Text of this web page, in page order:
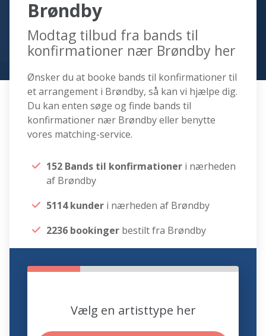
Brøndby
Modtag tilbud fra bands til
konfirmationer nær Brøndby her
Ønsker du at booke bands til konfirmationer til
et arrangement i Brøndby, så kan vi hjælpe dig.
Du kan enten søge og finde bands til
konfirmationer nær Brøndby eller benytte
vores matching-service.
152 Bands til konfirmationer i nærheden
af Brøndby
5114 kunder i nærheden af Brøndby
2236 bookinger bestilt fra Brøndby
Vælg en artisttype her